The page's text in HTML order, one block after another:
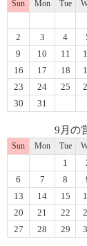
Sun Mon Tue
2
3 4
9
10 11
16
17 18
23
24 25
30
31
9月の
Sun Mon Tue
1
6
7 8
13
14 15
20
21 22
27
28 29